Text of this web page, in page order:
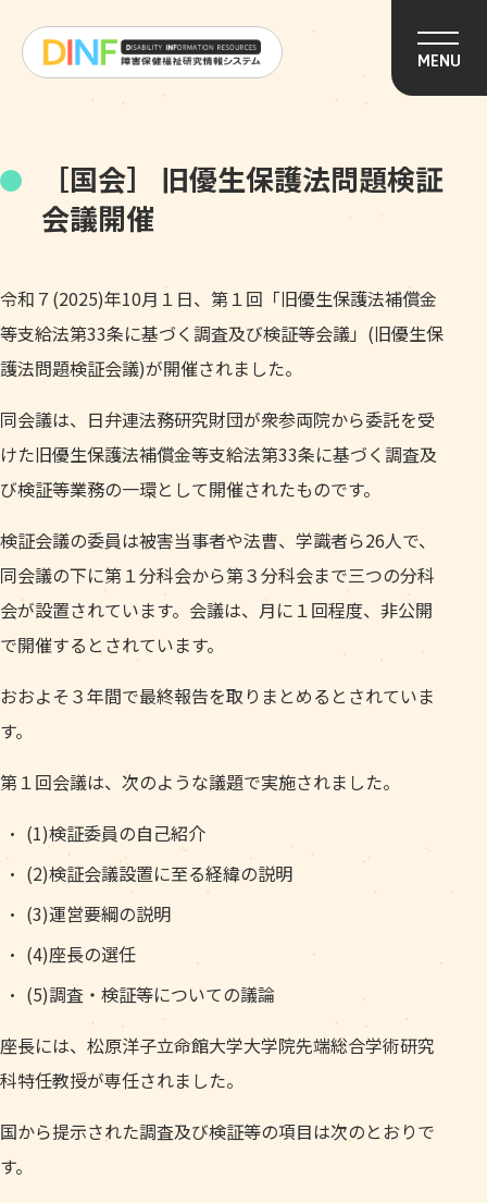
MENU
［国会］ 旧優生保護法問題検証
会議開催
令和７(2025)年10月１日、第１回「旧優生保護法補償金
等支給法第33条に基づく調査及び検証等会議」(旧優生保
護法問題検証会議)が開催されました。
同会議は、日弁連法務研究財団が衆参両院から委託を受
けた旧優生保護法補償金等支給法第33条に基づく調査及
び検証等業務の一環として開催されたものです。
検証会議の委員は被害当事者や法曹、学識者ら26人で、
同会議の下に第１分科会から第３分科会まで三つの分科
会が設置されています。会議は、月に１回程度、非公開
で開催するとされています。
おおよそ３年間で最終報告を取りまとめるとされていま
す。
第１回会議は、次のような議題で実施されました。
(1)検証委員の自己紹介
(2)検証会議設置に至る経緯の説明
(3)運営要綱の説明
(4)座長の選任
(5)調査・検証等についての議論
座長には、松原洋子立命館大学大学院先端総合学術研究
科特任教授が専任されました。
国から提示された調査及び検証等の項目は次のとおりで
す。